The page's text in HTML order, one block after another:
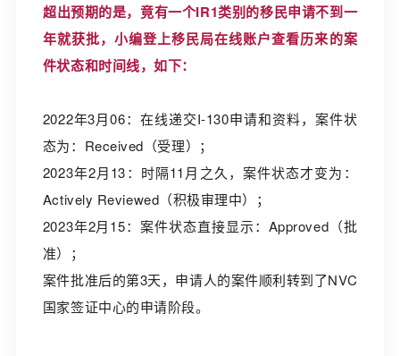
超出预期的是，竟有一个IR1类别的移民申请不到一
年就获批，小编登上移民局在线账户查看历来的案
件状态和时间线，如下：
2022年3月06：在线递交I-130申请和资料，案件状
态为：Received（受理）；
2023年2月13：时隔11月之久，案件状态才变为：
Actively Reviewed（积极审理中）；
2023年2月15：案件状态直接显示：Approved（批
准）；
案件批准后的第3天，申请人的案件顺利转到了NVC
国家签证中心的申请阶段。